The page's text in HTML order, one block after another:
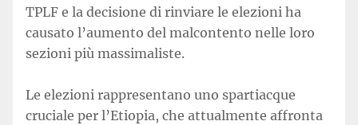
TPLF e la decisione di rinviare le elezioni ha
causato l’aumento del malcontento nelle loro
sezioni più massimaliste.
Le elezioni rappresentano uno spartiacque
cruciale per l’Etiopia, che attualmente affronta